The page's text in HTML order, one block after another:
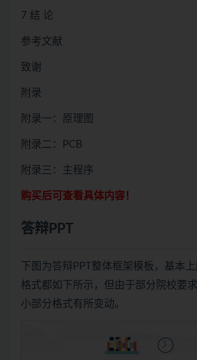
7 结 论
参考文献
致谢
附录
附录一：原理图
附录二：PCB
附录三：主程序
购买后可查看具体内容！
答辩PPT
下图为答辩PPT整体框架模板，基本
格式都如下所示，但由于部分院校要
小部分格式有所变动。